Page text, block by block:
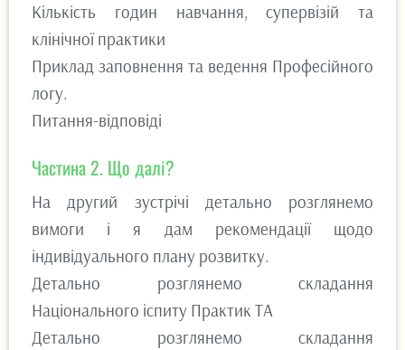
Кількість годин навчання, супервізій та
клінічної практики
Приклад заповнення та ведення Професійного
логу.
Питання-відповіді
Частина 2. Що далі?
На другий зустрічі детально розглянемо
вимоги і я дам рекомендації щодо
індивідуального плану розвитку.
Детально розглянемо складання
Національного іспиту Практик ТА
Детально розглянемо складання